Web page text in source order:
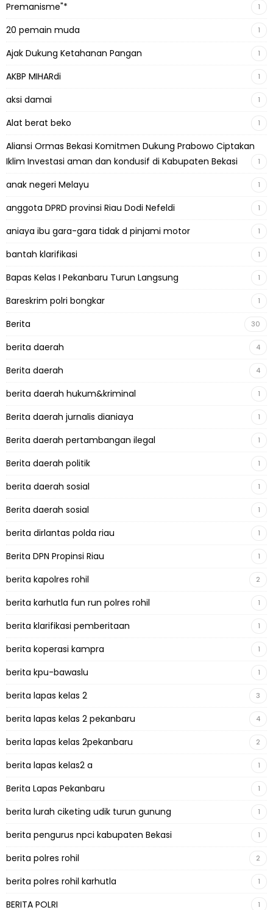
Premanisme"*
1
20 pemain muda 1
Ajak Dukung Ketahanan Pangan 1
AKBP MIHARdi 1
aksi damai 1
Alat berat beko 1
Aliansi Ormas Bekasi Komitmen Dukung Prabowo Ciptakan
Iklim Investasi aman dan kondusif di Kabupaten Bekasi
1
anak negeri Melayu 1
anggota DPRD provinsi Riau Dodi Nefeldi 1
aniaya ibu gara-gara tidak d pinjami motor 1
bantah klarifikasi 1
Bapas Kelas I Pekanbaru Turun Langsung 1
Bareskrim polri bongkar 1
Berita 30
berita daerah 4
Berita daerah 4
berita daerah hukum&kriminal 1
Berita daerah jurnalis dianiaya 1
Berita daerah pertambangan ilegal 1
Berita daerah politik 1
berita daerah sosial 1
Berita daerah sosial 1
berita dirlantas polda riau 1
Berita DPN Propinsi Riau 1
berita kapolres rohil 2
berita karhutla fun run polres rohil 1
berita klarifikasi pemberitaan 1
berita koperasi kampra 1
berita kpu-bawaslu 1
berita lapas kelas 2 3
berita lapas kelas 2 pekanbaru 4
berita lapas kelas 2pekanbaru 2
berita lapas kelas2 a 1
Berita Lapas Pekanbaru 1
berita lurah ciketing udik turun gunung 1
berita pengurus npci kabupaten Bekasi 1
berita polres rohil 2
berita polres rohil karhutla 1
BERITA POLRI 1